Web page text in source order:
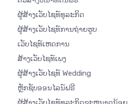
ຜູ້ສ້າງເວັບໄຊທ໌ທຸລະກິດ
ຜູ້ສ້າງເວັບໄຊທ໌ການຖ່າຍຮູບ
ເວັບໄຊທ໌ເຫດການ
ສ້າງເວັບໄຊທ໌ເພງ
ຜູ້ສ້າງເວັບໄຊທ໌ Wedding
ຫຼັກຊັບອອນໄລນ໌ຟຣີ